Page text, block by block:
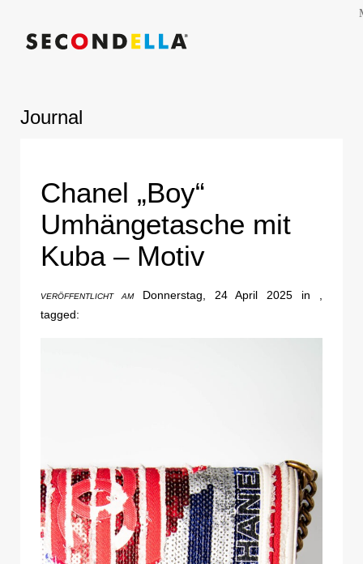
Journal
Chanel „Boy“
Umhängetasche mit
Kuba – Motiv
VERÖFFENTLICHT AMDonnerstag, 24 April 2025 in ,
tagged: